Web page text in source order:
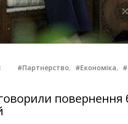
#Партнерство, #Економіка,
повернення